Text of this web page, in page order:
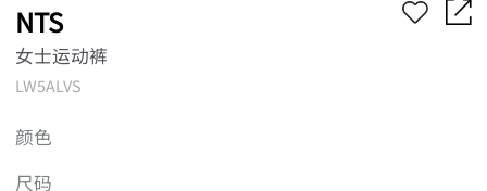
NTS
女士运动裤
LW5ALVS
颜色
尺码